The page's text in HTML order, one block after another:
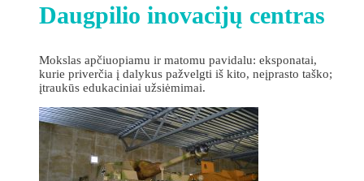
Daugpilio inovacijų centras
Mokslas apčiuopiamu ir matomu pavidalu: eksponatai,
kurie priverčia į dalykus pažvelgti iš kito, neįprasto taško;
įtraukūs edukaciniai užsiėmimai.